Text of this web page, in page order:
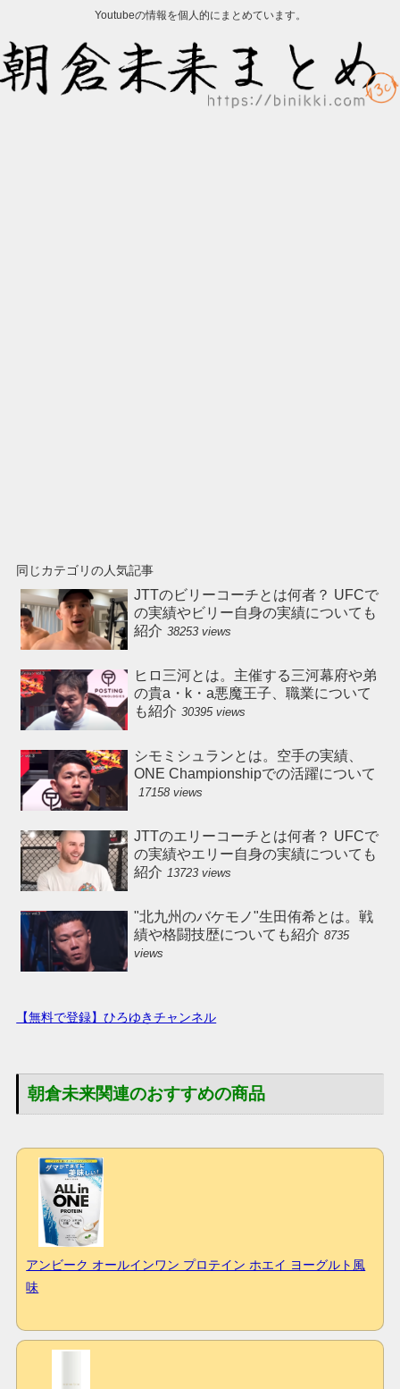
Youtubeの情報を個人的にまとめています。
同じカテゴリの人気記事
JTTのビリーコーチとは何者？ UFCで
の実績やビリー自身の実績についても
紹介 38253 views
ヒロ三河とは。主催する三河幕府や弟
の貴a・k・a悪魔王子、職業について
も紹介 30395 views
シモミシュランとは。空手の実績、
ONE Championshipでの活躍について
17158 views
JTTのエリーコーチとは何者？ UFCで
の実績やエリー自身の実績についても
紹介 13723 views
"北九州のバケモノ"生田侑希とは。戦
績や格闘技歴についても紹介 8735
views
【無料で登録】ひろゆきチャンネル
朝倉未来関連のおすすめの商品
アンビーク オールインワン プロテイン ホエイ ヨーグルト風
味